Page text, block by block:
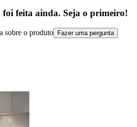
feita ainda. Seja o primeiro!
sobre o produto Fazer uma pergunta